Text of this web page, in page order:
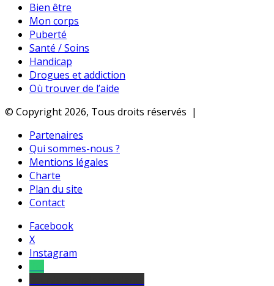
Bien être
Mon corps
Puberté
Santé / Soins
Handicap
Drogues et addiction
Où trouver de l’aide
© Copyright 2026, Tous droits réservés |
Partenaires
Qui sommes-nous ?
Mentions légales
Charte
Plan du site
Contact
Facebook
X
Instagram